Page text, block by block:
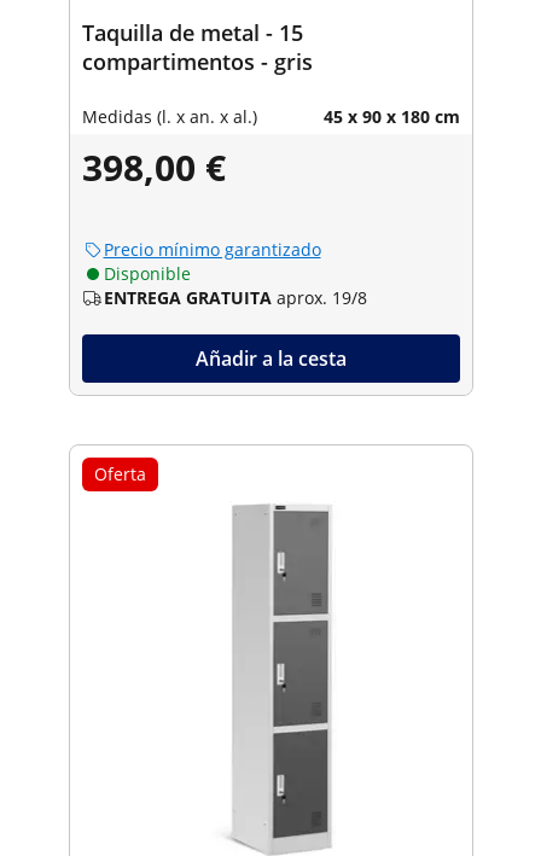
Taquilla de metal - 15
compartimentos - gris
Medidas (l. x an. x al.) 45 x 90 x 180 cm
398,00 €
Precio mínimo garantizado
Disponible
ENTREGA GRATUITA aprox. 19/8
Añadir a la cesta
Oferta